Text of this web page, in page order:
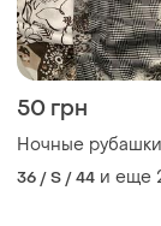
50 грн
Ночные рубашки
36 / S / 44 и еще